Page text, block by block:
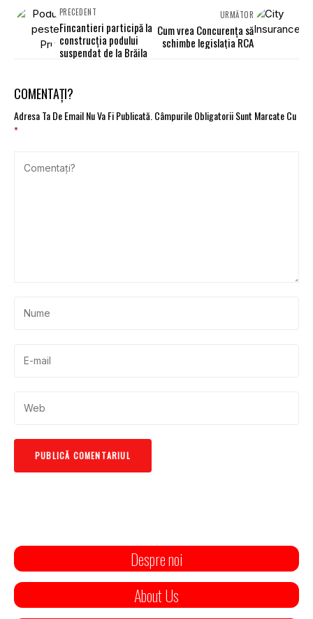
PRECEDENT
Fincantieri participă la
construcţia podului
suspendat de la Brăila
URMĂTOR
Cum vrea Concurenţa să
schimbe legislaţia RCA
COMENTAȚI?
Adresa Ta De Email Nu Va Fi Publicată.Câmpurile Obligatorii Sunt Marcate Cu
*
Despre noi
About Us